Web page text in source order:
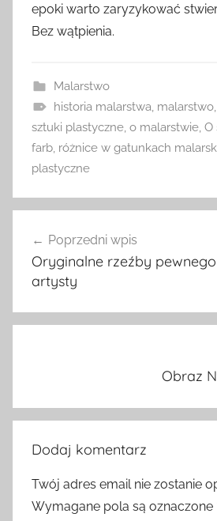
epoki warto zaryzykować
Bez wątpienia.
Malarstwo
historia malarstwa malarstwo,
sztuki plastyczne o malarstwie O
farb różnice w gatunkach
plastyczne
wpisu
Poprzedni wpis
Oryginalne rzeźby pewnego
artysty
Obraz
Dodaj komentarz
Twój adres email nie zostanie
Wymagane pola są oznaczone